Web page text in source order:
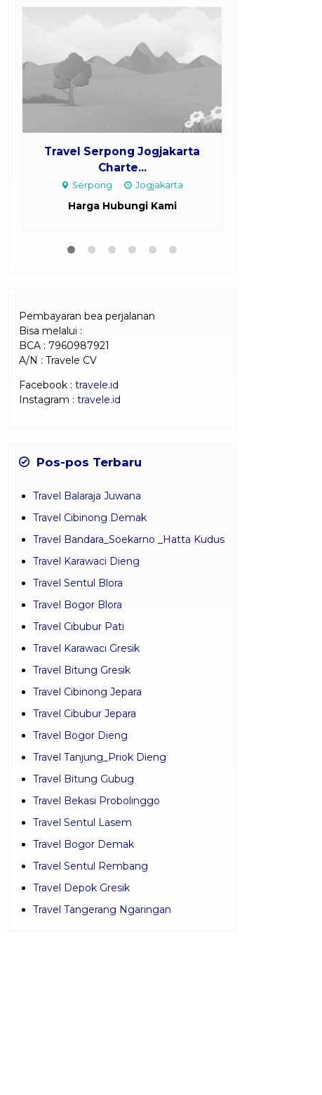
Travel Serpong Jogjakarta
Charte...
Serpong Jogjakarta
Harga Hubungi Kami
Pembayaran bea perjalanan
Bisa melalui :
BCA : 7960987921
A/N : Travele CV
Facebook : travele.id
Instagram : travele.id
Pos-pos Terbaru
Travel Balaraja Juwana
Travel Cibinong Demak
Travel Bandara_Soekarno _Hatta Kudus
Travel Karawaci Dieng
Travel Sentul Blora
Travel Bogor Blora
Travel Cibubur Pati
Travel Karawaci Gresik
Travel Bitung Gresik
Travel Cibinong Jepara
Travel Cibubur Jepara
Travel Bogor Dieng
Travel Tanjung_Priok Dieng
Travel Bitung Gubug
Travel Bekasi Probolinggo
Travel Sentul Lasem
Travel Bogor Demak
Travel Sentul Rembang
Travel Depok Gresik
Travel Tangerang Ngaringan